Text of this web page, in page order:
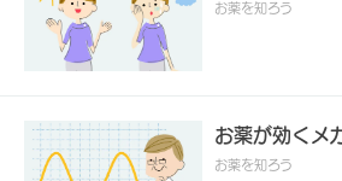
お薬を知ろう
お薬が効くメ
お薬を知ろう